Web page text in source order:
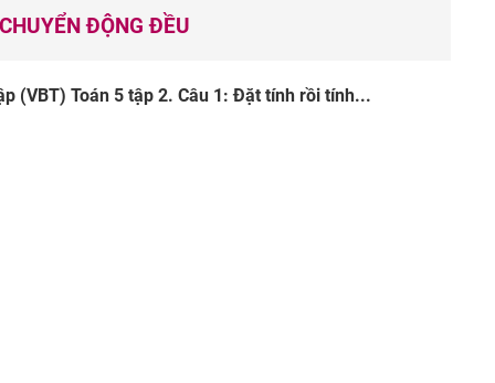
ĐỘNG ĐỀU
(VBT) Toán 5 tập 2. Câu 1: Đặt tính rồi tính...